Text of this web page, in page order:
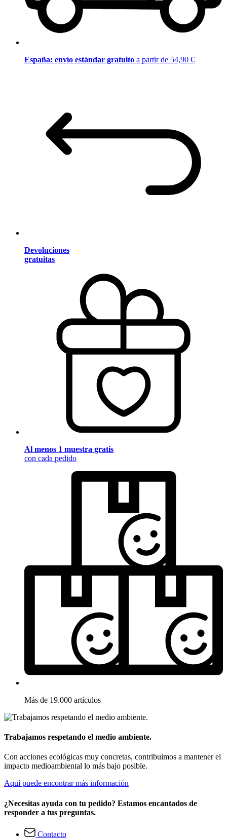
España: envío estándar gratuito a partir de 54,90 €
Devoluciones
gratuitas
Al menos 1 muestra gratis
con cada pedido
Más de 19.000 artículos
Trabajamos respetando el medio ambiente.
Con acciones ecológicas muy concretas, contribuimos a mantener el
impacto medioambiental lo más bajo posible.
Aquí puede encontrar más información
¿Necesitas ayuda con tu pedido? Estamos encantados de
responder a tus preguntas.
Contacto